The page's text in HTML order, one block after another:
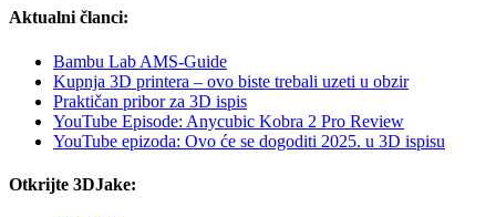
Aktualni članci:
Bambu Lab AMS-Guide
Kupnja 3D printera – ovo biste trebali uzeti u obzir
Praktičan pribor za 3D ispis
YouTube Episode: Anycubic Kobra 2 Pro Review
YouTube epizoda: Ovo će se dogoditi 2025. u 3D ispisu
Otkrijte 3DJake: